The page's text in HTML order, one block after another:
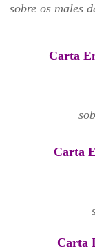
sobre os males
Carta
Carta
Carta